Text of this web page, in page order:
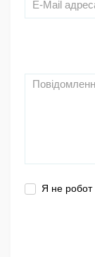
Я не робот